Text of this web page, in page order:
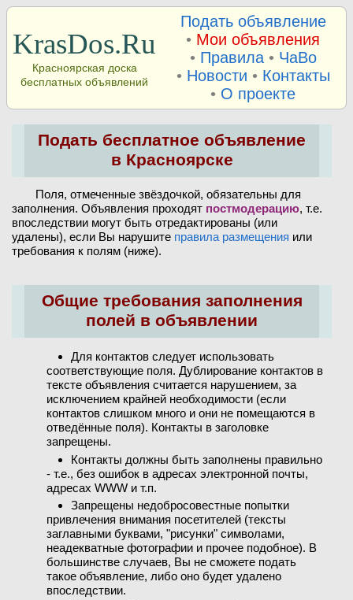
KrasDos.Ru
Красноярская доска
бесплатных объявлений
Подать объявление
• Мои объявления
• Правила• ЧаВо
• Новости • Контакты
• О проекте
Подать бесплатное объявление
в Красноярске
Поля, отмеченные звёздочкой, обязательны для
заполнения. Объявления проходят постмодерацию, т.е.
впоследствии могут быть отредактированы (или
удалены), если Вы нарушите правила размещения или
требования к полям (ниже).
Общие требования заполнения
полей в объявлении
Для контактов следует использовать
соответствующие поля. Дублирование контактов в
тексте объявления считается нарушением, за
исключением крайней необходимости (если
контактов слишком много и они не помещаются в
отведённые поля). Контакты в заголовке
запрещены.
Контакты должны быть заполнены правильно
- т.е., без ошибок в адресах электронной почты,
адресах WWW и т.п.
Запрещены недобросовестные попытки
привлечения внимания посетителей (тексты
заглавными буквами, "рисунки" символами,
неадекватные фотографии и прочее подобное). В
большинстве случаев, Вы не сможете подать
такое объявление, либо оно будет удалено
впоследствии.